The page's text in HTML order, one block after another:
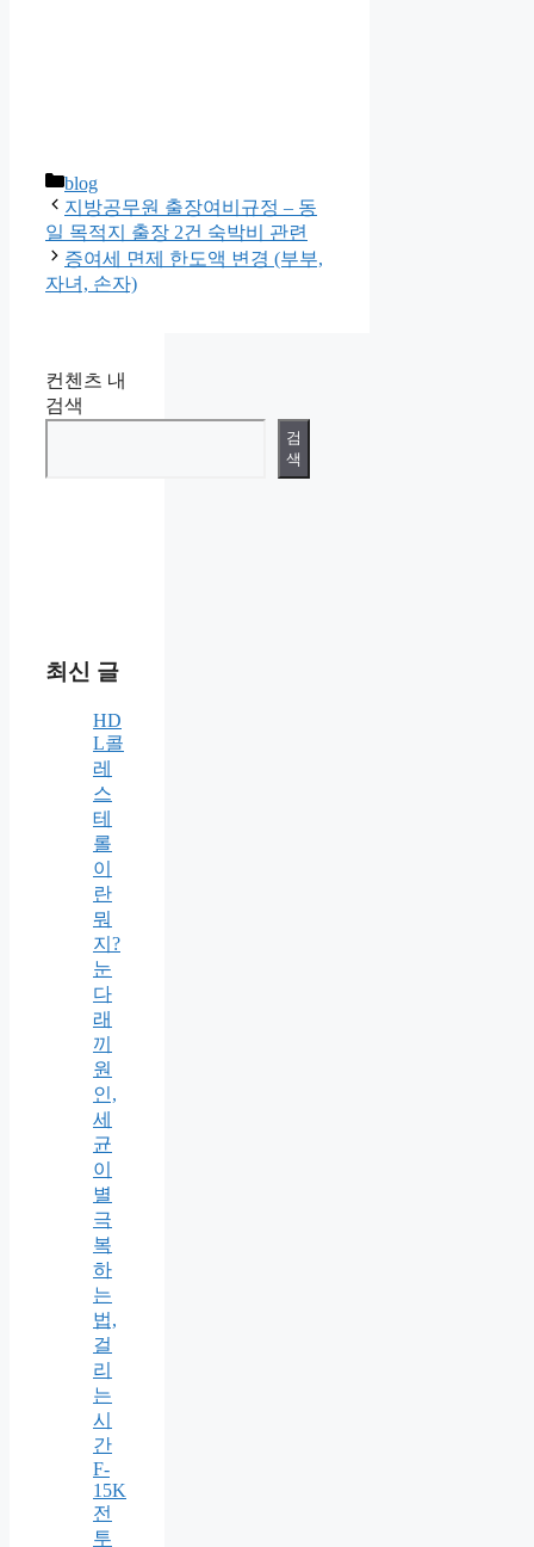
카
테
고
리
blog
지방공무원 출장여비규정 – 동
일 목적지 출장 2건 숙박비 관련
증여세 면제 한도액 변경 (부부,
자녀, 손자)
컨첸츠 내
검색
검
색
최신 글
HD
L콜
레
스
테
롤
이
란
뭐
지?
눈
다
래
끼
원
인,
세
균
이
별
극
복
하
는
법,
걸
리
는
시
간
F-
15K
전
투